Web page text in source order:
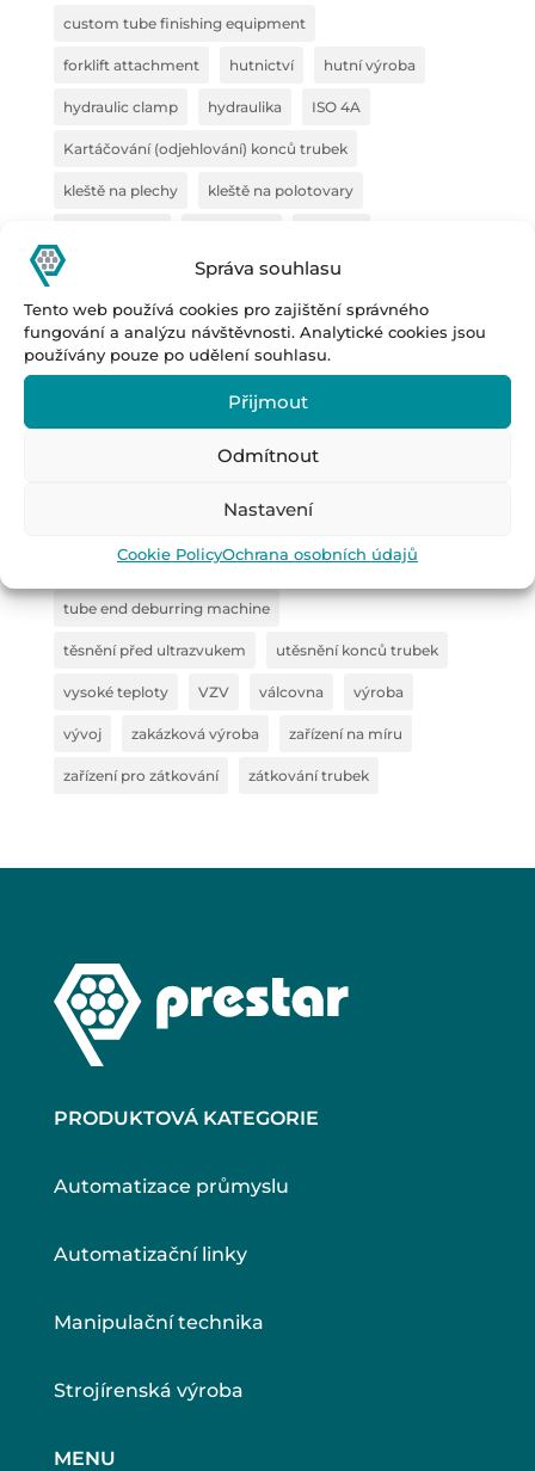
Správa souhlasu
Tento web používá cookies pro zajištění správného
fungování a analýzu návštěvnosti. Analytické cookies jsou
používány pouze po udělení souhlasu.
Přijmout
Odmítnout
Nastavení
Cookie PolicyOchrana osobních údajů
custom tube finishing equipment
forklift attachment hutnictví hutní výroba
hydraulic clamp hydraulika ISO 4A
Kartáčování (odjehlování) konců trubek
kleště na plechy kleště na polotovary
manipulace s ocelí manipulace s plechy
manipulační technika pipe deburring solution
pipe marking system polotovary
Prestar tube processing machines
stroj pro utěsnění trubek svěrné čelisti
tube end deburring machine
těsnění před ultrazvukem utěsnění konců trubek
vysoké teploty VZV válcovna výroba
vývoj zakázková výroba zařízení na míru
zařízení pro zátkování zátkování trubek
PRODUKTOVÁ KATEGORIE
Automatizace průmyslu
Automatizační linky
Manipulační technika
Strojírenská výroba
MENU